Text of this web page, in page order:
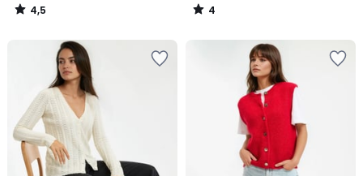
4,5
/
4
/